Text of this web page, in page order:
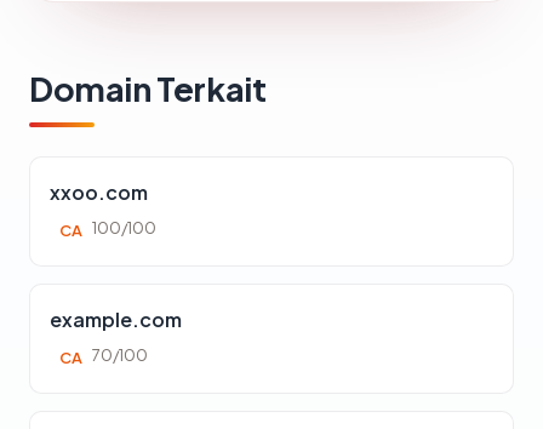
Domain Terkait
xxoo.com
CA 100/100
example.com
CA 70/100